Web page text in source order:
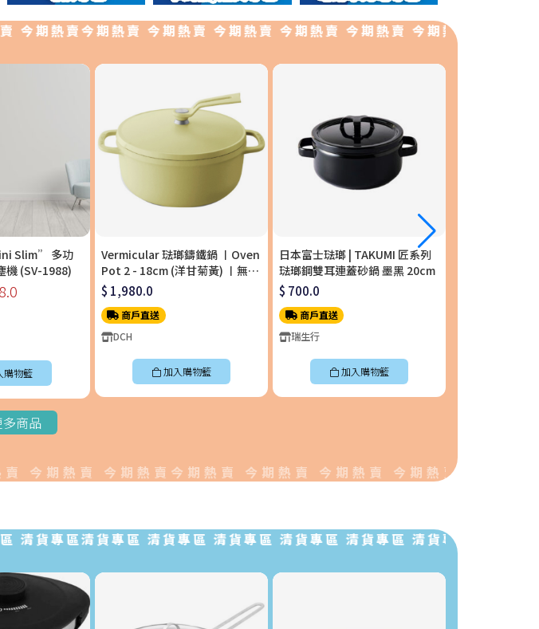
賣今期熱賣 今期熱賣 今期熱賣 今期熱賣 今期熱賣 今期熱賣 今期熱賣
Slim” 多功
機 (SV-1988)
購物籃
Vermicular 琺瑯鑄鐵鍋 〡Oven
Pot 2 - 18cm (洋甘菊黃) 〡無水
料理鍋〡OP2R18S-YL
$ 1,980.0
商戶直送
DCH
加入購物籃
日本富士琺瑯 | TAKUMI 匠系列
琺瑯鋼雙耳連蓋砂鍋 墨黑 20cm
$ 700.0
商戶直送
瑞生行
加入購物籃
商品
熱賣 今期熱賣今期熱賣 今期熱賣 今期熱賣 今期熱賣 今期熱賣
區清貨專區 清貨專區 清貨專區 清貨專區 清貨專區 清貨專區 清貨專區